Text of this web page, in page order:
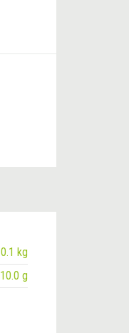
0.1 kg
10.0 g